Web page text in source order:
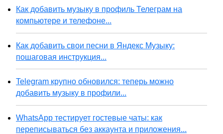
Как добавить музыку в профиль Телеграм на
компьютере и телефоне...
Как добавить свои песни в Яндекс Музыку:
пошаговая инструкция...
Telegram крупно обновился: теперь можно
добавить музыку в профили...
WhatsApp тестирует гостевые чаты: как
переписываться без аккаунта и приложения...